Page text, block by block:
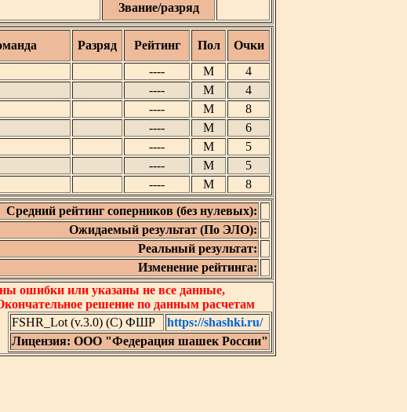
Звание/разряд
Разряд Рейтинг Пол
Очки
---- М
4
---- М
4
---- М
8
---- М
6
---- М
5
---- М
5
---- М
8
Средний рейтинг соперников (без нулевых):
Ожидаемый результат (По ЭЛО):
Реальный результат:
Изменение рейтинга:
ошибки или указаны не все данные,
решение по данным расчетам
FSHR_Lot (v.3.0) (C) ФШР
https://shashki.ru/
Лицензия: ООО "Федерация шашек России"